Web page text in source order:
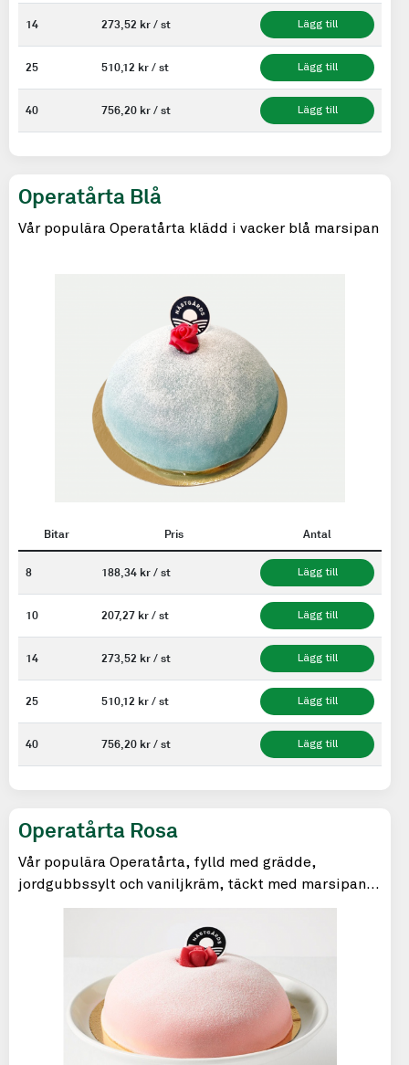
14 273,52 kr / st Lägg till
25 510,12 kr / st Lägg till
40 756,20 kr / st Lägg till
Operatårta Blå
Vår populära Operatårta klädd i vacker blå marsipan
Bitar Pris Antal
8 188,34 kr / st Lägg till
10 207,27 kr / st Lägg till
14 273,52 kr / st Lägg till
25 510,12 kr / st Lägg till
40 756,20 kr / st Lägg till
Operatårta Rosa
Vår populära Operatårta, fylld med grädde,
jordgubbssylt och vaniljkräm, täckt med marsipan
och ett puder av florsocker.